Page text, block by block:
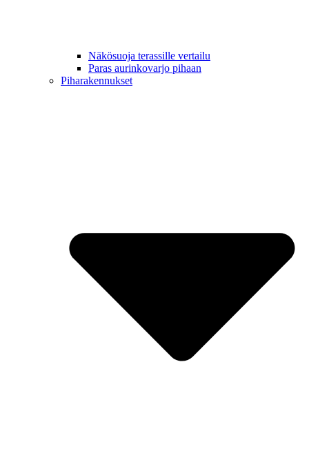
Näkösuoja terassille vertailu
Paras aurinkovarjo pihaan
Piharakennukset